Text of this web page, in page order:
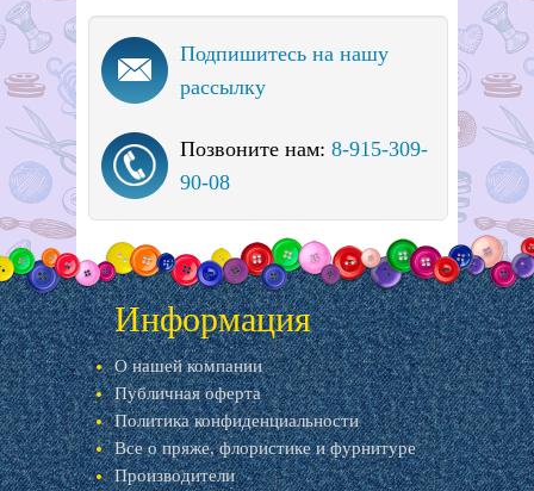
Подпишитесь на нашу
рассылку
Позвоните нам: 8-915-309-
90-08
Информация
О нашей компании
Публичная оферта
Политика конфиденциальности
Все о пряже, флористике и фурнитуре
Производители